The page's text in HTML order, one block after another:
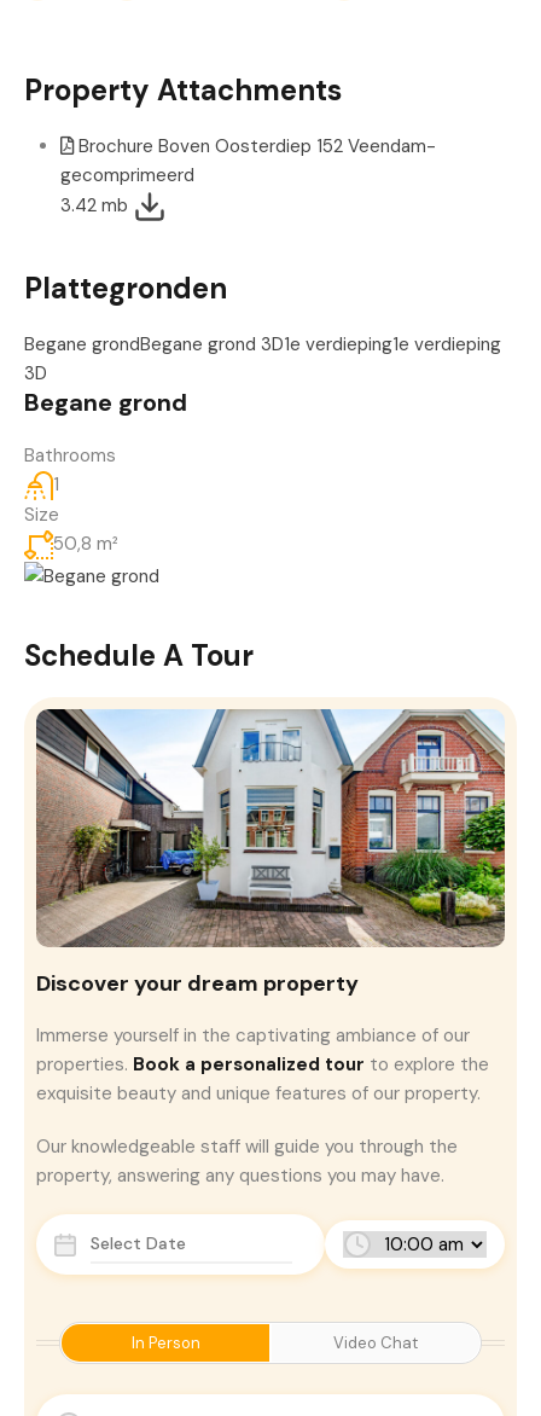
Property Attachments
Brochure Boven Oosterdiep 152 Veendam-
gecomprimeerd
3.42 mb
Plattegronden
Begane grondBegane grond 3D1e verdieping1e verdieping
3D
Begane grond
Bathrooms
1
Size
50,8 m²
Schedule A Tour
In Person Video Chat
Discover your dream property
Immerse yourself in the captivating ambiance of our
properties. Book a personalized tour to explore the
exquisite beauty and unique features of our property.
Our knowledgeable staff will guide you through the
property, answering any questions you may have.